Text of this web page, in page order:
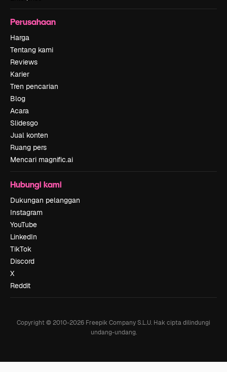
Perusahaan
Harga
Tentang kami
Reviews
Karier
Tren pencarian
Blog
Acara
Slidesgo
Jual konten
Ruang pers
Mencari magnific.ai
Hubungi kami
Dukungan pelanggan
Instagram
YouTube
LinkedIn
TikTok
Discord
X
Reddit
Copyright © 2010-2026 Freepik Company S.L.U. Hak cipta dilindungi
undang-undang.